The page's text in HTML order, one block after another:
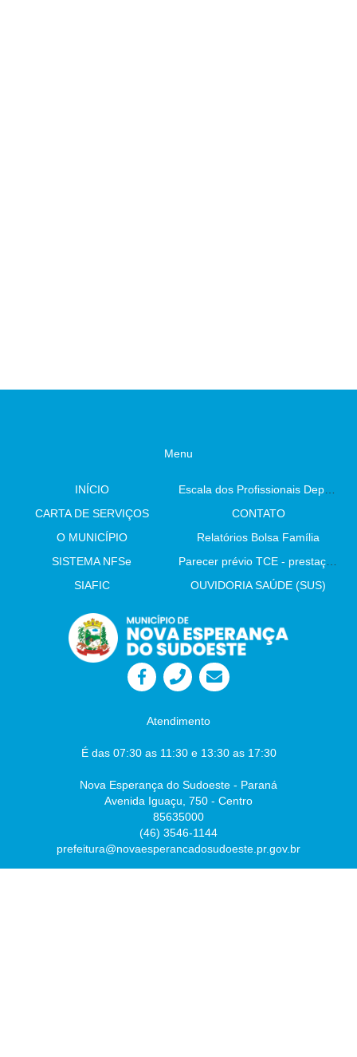
Menu
INÍCIO
Escala dos Profissionais Departamento De Saúde
CARTA DE SERVIÇOS
CONTATO
O MUNICÍPIO
Relatórios Bolsa Família
SISTEMA NFSe
Parecer prévio TCE - prestação de contas
SIAFIC
OUVIDORIA SAÚDE (SUS)
Atendimento
É das 07:30 as 11:30 e 13:30 as 17:30
Nova Esperança do Sudoeste - Paraná
Avenida Iguaçu, 750 - Centro
85635000
(46) 3546-1144
prefeitura@novaesperancadosudoeste.pr.gov.br